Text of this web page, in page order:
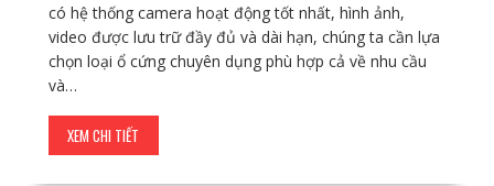
có hệ thống camera hoạt động tốt nhất, hình ảnh,
video được lưu trữ đầy đủ và dài hạn, chúng ta cần lựa
chọn loại ổ cứng chuyên dụng phù hợp cả về nhu cầu
và…
XEM CHI TIẾT